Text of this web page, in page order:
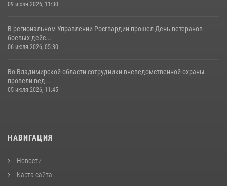
09 июля 2026, 11:30
В региональном Управлении Росгвардии прошел День ветеранов
боевых дейс...
06 июля 2026, 05:30
Во Владимирской области сотрудники вневедомственной охраны
провели вед...
05 июля 2026, 11:45
НАВИГАЦИЯ
Новости
Карта сайта